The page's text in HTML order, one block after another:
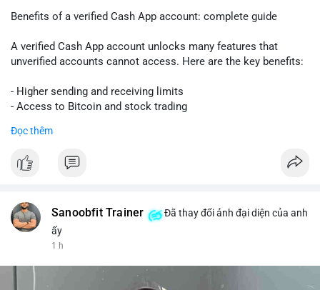
Benefits of a verified Cash App account: complete guide
A verified Cash App account unlocks many features that
unverified accounts cannot access. Here are the key benefits:
- Higher sending and receiving limits
- Access to Bitcoin and stock trading
- Ability to link a bank account or card
To get verified, you need to provide your full name, date of
Verification also helps protect you from fraud and ensures
your funds are safe. If you want to use Cash App for business
Follow this guide to fully enjoy the benefits of a verified Cash
Đọc thêm
Sanoobfit Trainer
Đã thay đổi ảnh đại diện của anh
ấy
1 h